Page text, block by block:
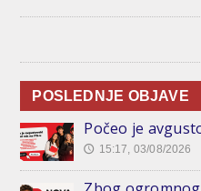
POSLEDNJE OBJAVE
Počeo je
🕔 15:17, 03/08/2026